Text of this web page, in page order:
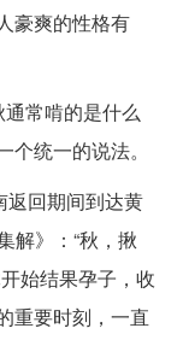
豪爽的性格有
常啃的是什么
统一的说法。
返回期间到达黄
解》：“秋，揪
始结果孕子，收
重要时刻，一直